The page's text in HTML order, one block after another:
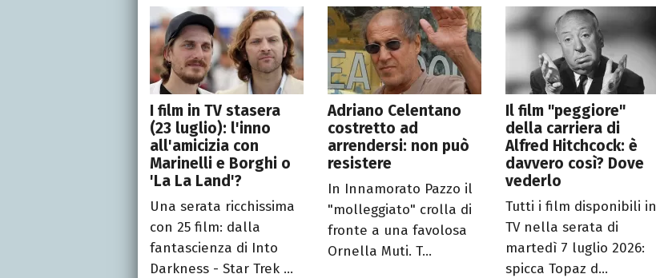
I film in TV stasera
(23 luglio): l'inno
all'amicizia con
Marinelli e Borghi o
'La La Land'?
Una serata ricchissima
con 25 film: dalla
fantascienza di Into
Darkness - Star Trek ...
Adriano Celentano
costretto ad
arrendersi: non può
resistere
In Innamorato Pazzo il
"molleggiato" crolla di
fronte a una favolosa
Ornella Muti. T...
Il film "peggiore"
della carriera di
Alfred Hitchcock: è
davvero così? Dove
vederlo
Tutti i film disponibili in
TV nella serata di
martedì 7 luglio 2026:
spicca Topaz d...